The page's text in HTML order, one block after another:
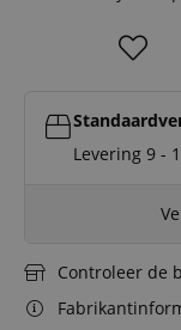
Levering 9 -
Controleer de